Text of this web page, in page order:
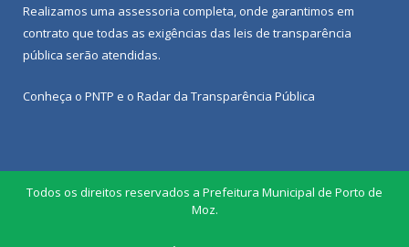
Realizamos uma assessoria completa, onde garantimos em
contrato que todas as exigências das leis de transparência
pública serão atendidas.
Conheça o PNTP e o Radar da Transparência Pública
Todos os direitos reservados a Prefeitura Municipal de Porto de
Moz.